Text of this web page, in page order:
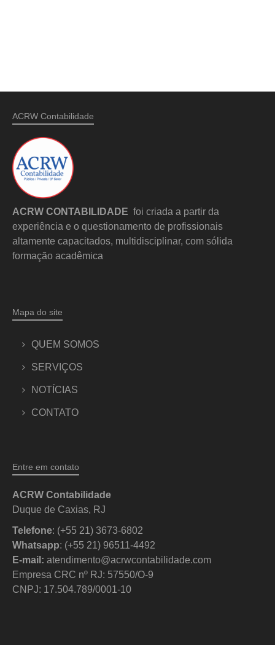
ACRW Contabilidade
ACRW CONTABILIDADE foi criada a partir da
experiência e o questionamento de profissionais
altamente capacitados, multidisciplinar, com sólida
formação acadêmica
Mapa do site
QUEM SOMOS
SERVIÇOS
NOTÍCIAS
CONTATO
Entre em contato
ACRW Contabilidade
Duque de Caxias, RJ
Telefone: (+55 21) 3673-6802
Whatsapp: (+55 21) 96511-4492
E-mail: atendimento@acrwcontabilidade.com
Empresa CRC nº RJ: 57550/O-9
CNPJ: 17.504.789/0001-10